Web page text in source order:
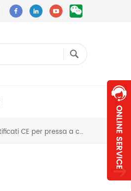
Certificati CE per pressa a caldo automatica roll to roll